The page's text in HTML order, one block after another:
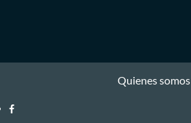
Quienes somos
Facebook